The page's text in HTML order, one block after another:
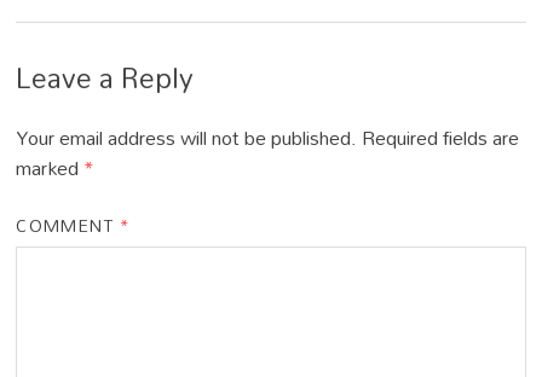
Leave a Reply
Your email address will not be published. Required fields are
marked*
COMMENT *